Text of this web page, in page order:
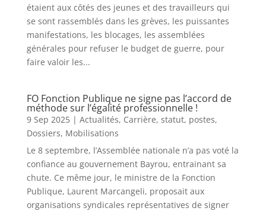
étaient aux côtés des jeunes et des travailleurs qui
se sont rassemblés dans les grèves, les puissantes
manifestations, les blocages, les assemblées
générales pour refuser le budget de guerre, pour
faire valoir les...
FO Fonction Publique ne signe pas l’accord de
méthode sur l’égalité professionnelle !
9 Sep 2025| Actualités, Carrière, statut, postes,
Dossiers, Mobilisations
Le 8 septembre, l’Assemblée nationale n’a pas voté la
confiance au gouvernement Bayrou, entrainant sa
chute. Ce même jour, le ministre de la Fonction
Publique, Laurent Marcangeli, proposait aux
organisations syndicales représentatives de signer